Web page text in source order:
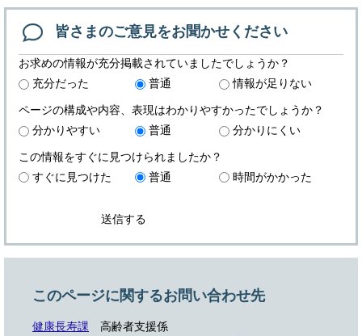
皆さまのご意見をお聞かせください
お求めの情報が充分掲載されていましたでしょうか？
充分だった
普通 情報が足りない
ページの構成や内容、表現はわかりやすかったでしょうか？
分かりやすい
普通 分かりにくい
この情報をすぐに見つけられましたか？
すぐに見つけた
普通 時間がかかった
このページに関するお問い合わせ先
健康長寿課
高齢者支援係